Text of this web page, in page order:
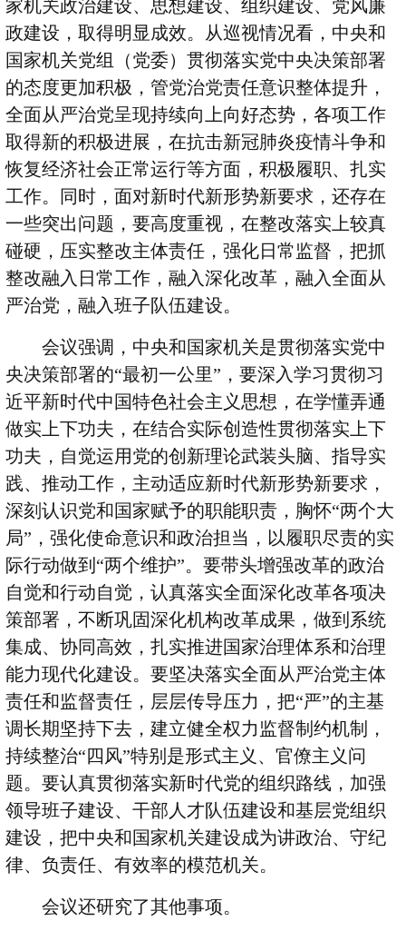
家机关政治建设、思想建设、组织建设、党风廉
政建设，取得明显成效。从巡视情况看，中央和
国家机关党组（党委）贯彻落实党中央决策部署
的态度更加积极，管党治党责任意识整体提升，
全面从严治党呈现持续向上向好态势，各项工作
取得新的积极进展，在抗击新冠肺炎疫情斗争和
恢复经济社会正常运行等方面，积极履职、扎实
工作。同时，面对新时代新形势新要求，还存在
一些突出问题，要高度重视，在整改落实上较真
碰硬，压实整改主体责任，强化日常监督，把抓
整改融入日常工作，融入深化改革，融入全面从
严治党，融入班子队伍建设。
会议强调，中央和国家机关是贯彻落实党中
央决策部署的“最初一公里” ，要深入学习贯彻习
近平新时代中国特色社会主义思想，在学懂弄通
做实上下功夫，在结合实际创造性贯彻落实上下
功夫，自觉运用党的创新理论武装头脑、指导实
践、推动工作，主动适应新时代新形势新要求，
深刻认识党和国家赋予的职能职责，胸怀“两个大
局” ，强化使命意识和政治担当，以履职尽责的实
际行动做到 “两个维护”。要带头增强改革的政治
自觉和行动自觉，认真落实全面深化改革各项决
策部署，不断巩固深化机构改革成果，做到系统
集成、协同高效，扎实推进国家治理体系和治理
能力现代化建设。要坚决落实全面从严治党主体
责任和监督责任，层层传导压力，把“严”的主基
调长期坚持下去，建立健全权力监督制约机制，
持续整治“四风”特别是形式主义、官僚主义问
题。要认真贯彻落实新时代党的组织路线，加强
领导班子建设、干部人才队伍建设和基层党组织
建设，把中央和国家机关建设成为讲政治、守纪
律、负责任、有效率的模范机关。
会议还研究了其他事项。